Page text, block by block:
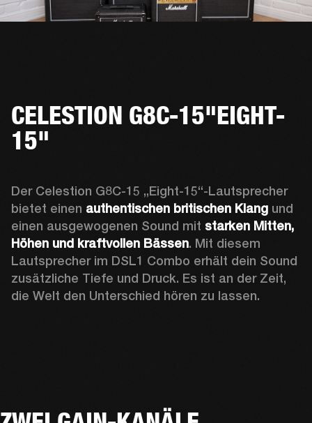
CELESTION G8C-15"EIGHT-
15"
Der Celestion G8C-15 „Eight-15“-Lautsprecher
bietet einen authentischen britischen Klang und
einen ausgewogenen Sound mit starken Mitten,
Höhen und kraftvollen Bässen. Mit diesem
Lautsprecher im DSL1 Combo erhält dein Sound
zusätzliche Tiefe und Druck. Es ist an der Zeit,
die Welt den Unterschied hören zu lassen.